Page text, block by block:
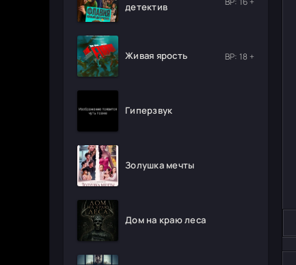
детектив
Живая ярость ВР: 18 +
Гиперзвук
Золушка мечты
Дом на краю леса